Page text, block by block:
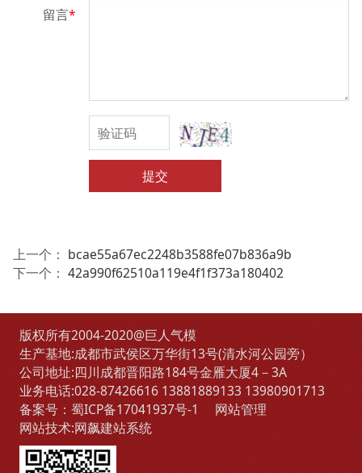
留言*
提交
上一个： bcae55a67ec2248b3588fe07b836a9b
下一个： 42a990f62510a119e4f1f373a180402
版权所有2004-2020@巨人气模
生产基地:成都市武侯区万华街13号(清水河公园旁）
公司地址:四川成都晋阳路184号金雁大厦4－3A
业务电话:028-874266161388188913313980901713
备案号：蜀ICP备17041937号-1
网站管理
网站技术:网飙建站系统